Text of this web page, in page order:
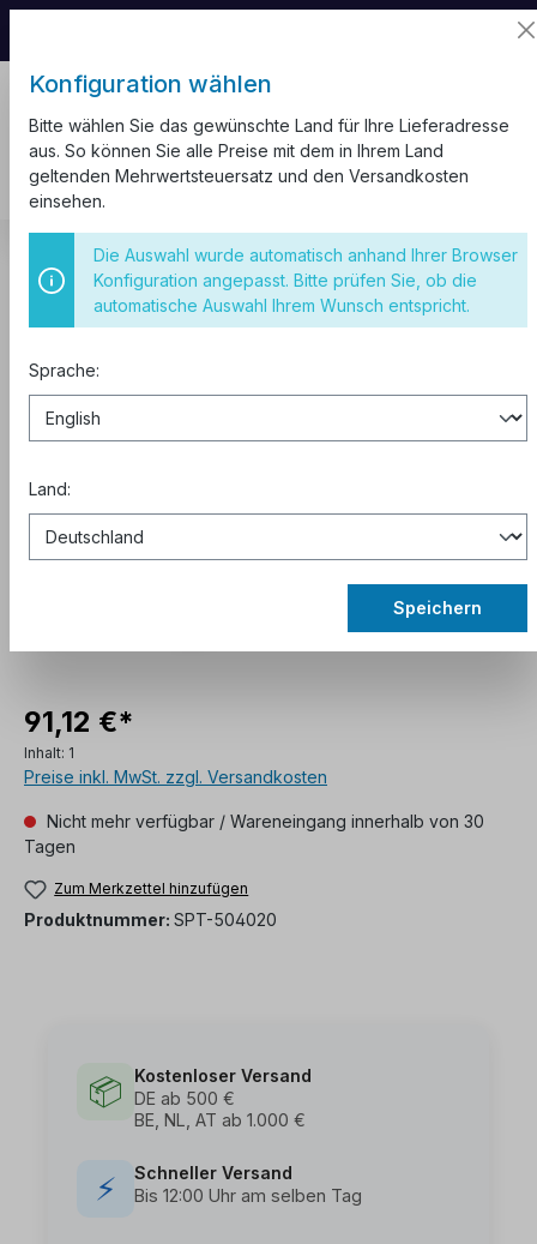
Schaltschränke
Schaltschrank Stahlblech Verteilerschrank
Schaltschränke IP65
Schaltschrank 500x400x200 mm
IP65
91,12 €*
Inhalt: 1
Preise inkl. MwSt. zzgl. Versandkosten
Nicht mehr verfügbar / Wareneingang innerhalb von 30
Tagen
Zum Merkzettel hinzufügen
Produktnummer: SPT-504020
📦
Kostenloser Versand
DE ab 500 €
BE, NL, AT ab 1.000 €
⚡
Schneller Versand
Bis 12:00 Uhr am selben Tag
Konfiguration wählen
Bitte wählen Sie das gewünschte Land für Ihre Lieferadresse
aus. So können Sie alle Preise mit dem in Ihrem Land
geltenden Mehrwertsteuersatz und den Versandkosten
einsehen.
Die Auswahl wurde automatisch anhand Ihrer Browser
Konfiguration angepasst. Bitte prüfen Sie, ob die
automatische Auswahl Ihrem Wunsch entspricht.
Sprache:
Land:
Speichern